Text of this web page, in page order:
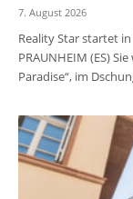
7. August 2026
Reality Star startet
PRAUNHEIM (ES)
Paradise“, im